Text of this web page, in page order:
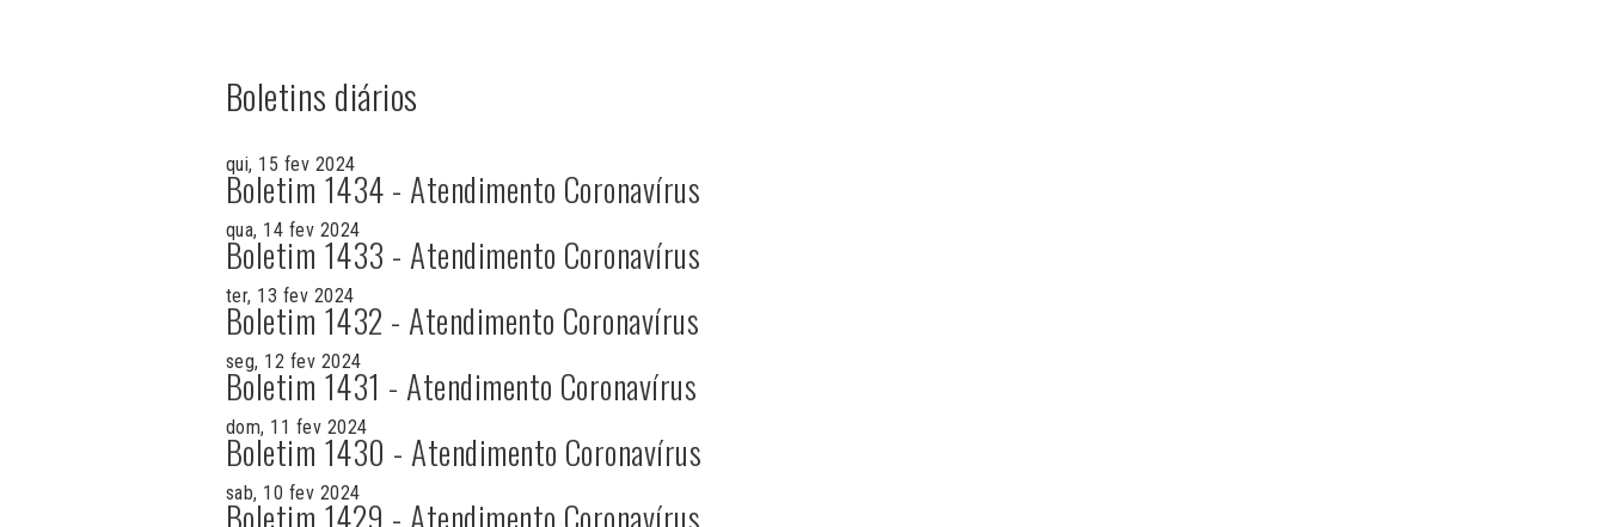
Boletins diários
qui, 15 fev 2024
Boletim 1434 - Atendimento Coronavírus
qua, 14 fev 2024
Boletim 1433 - Atendimento Coronavírus
ter, 13 fev 2024
Boletim 1432 - Atendimento Coronavírus
seg, 12 fev 2024
Boletim 1431 - Atendimento Coronavírus
dom, 11 fev 2024
Boletim 1430 - Atendimento Coronavírus
sab, 10 fev 2024
Boletim 1429 - Atendimento Coronavírus